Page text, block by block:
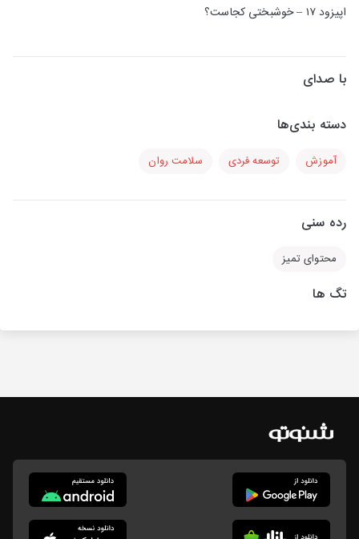
اپیزود ۱۷ – خوشبختی کجاست؟
با صدای
دسته بندی‌ها
آموزش توسعه فردی سلامت روان
رده سنی
محتوای تمیز
تگ ها